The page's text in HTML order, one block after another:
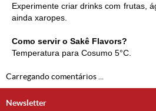
Experimente criar drinks com frutas,
ainda xaropes.
Como servir o Sakê Flavors?
Temperatura para Cosumo 5°C.
Carregando comentários ...
Newsletter